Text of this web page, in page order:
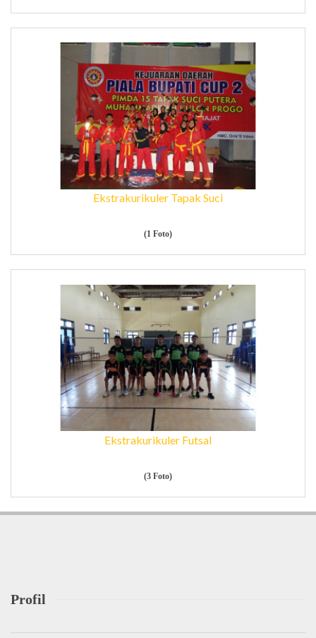
Ekstrakurikuler Tapak Suci
(1 Foto)
Ekstrakurikuler Futsal
(3 Foto)
Profil